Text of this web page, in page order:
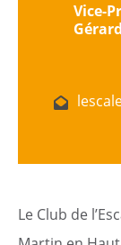
Vice-
Le Club de